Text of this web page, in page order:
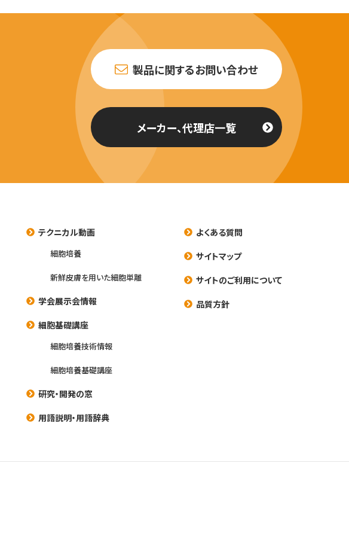
製品に関するお問い合わせ
メーカー、代理店一覧
テクニカル動画
細胞培養
新鮮皮膚を用いた細胞単離
学会展示会情報
細胞基礎講座
細胞培養技術情報
細胞培養基礎講座
研究・開発の窓
用語説明・用語辞典
よくある質問
サイトマップ
サイトのご利用について
品質方針